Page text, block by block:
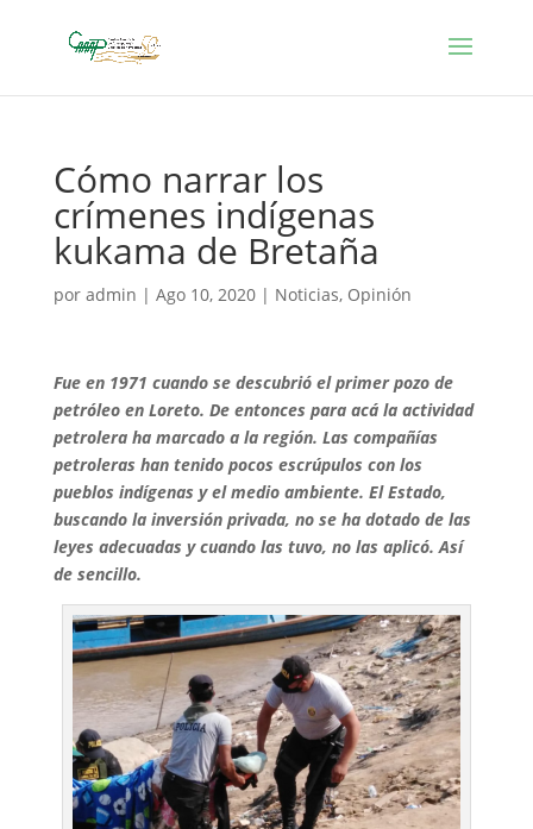
Cómo narrar los
crímenes indígenas
kukama de Bretaña
por admin | Ago 10, 2020| Noticias, Opinión
Fue en 1971 cuando se descubrió el primer pozo de
petróleo en Loreto. De entonces para acá la actividad
petrolera ha marcado a la región. Las compañías
petroleras han tenido pocos escrúpulos con los
pueblos indígenas y el medio ambiente. El Estado,
buscando la inversión privada, no se ha dotado de las
leyes adecuadas y cuando las tuvo, no las aplicó. Así
de sencillo.